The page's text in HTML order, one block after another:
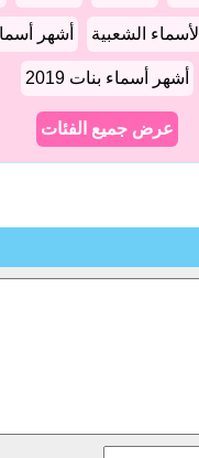
الأسماء الشعبية أشهر أسماء
أشهر أسماء بنات 2019
عرض جميع الفئات